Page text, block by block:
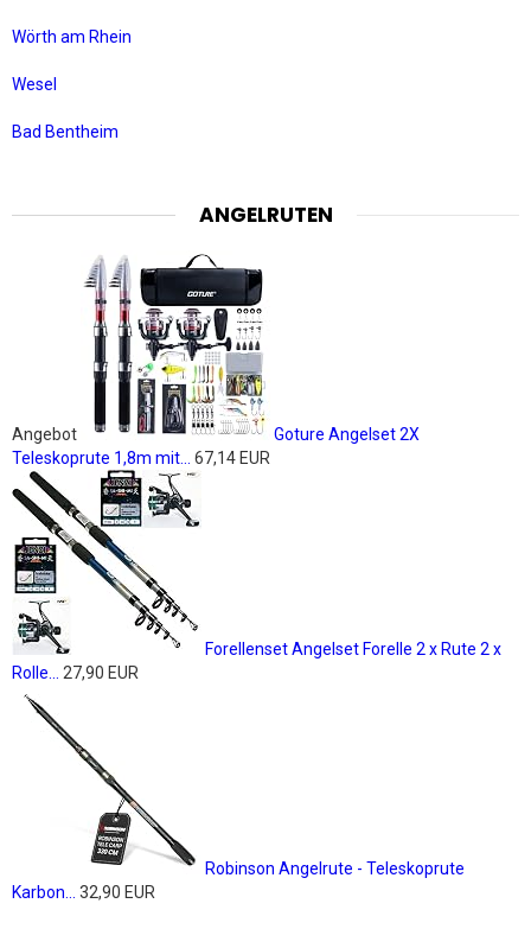
Wörth am Rhein
Wesel
Bad Bentheim
ANGELRUTEN
Angebot
Goture Angelset 2X
Teleskoprute 1,8m mit...
67,14 EUR
Forellenset Angelset Forelle 2 x Rute 2 x
Rolle...
27,90 EUR
Robinson Angelrute - Teleskoprute
Karbon...
32,90 EUR